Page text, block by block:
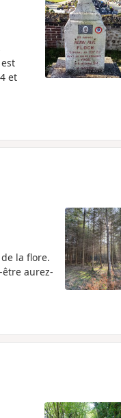
et
la flore.
aurez-